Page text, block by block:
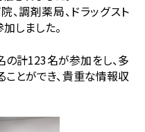
調剤薬局、ドラッグスト
しました。
計123名が参加をし、多
とができ、貴重な情報収